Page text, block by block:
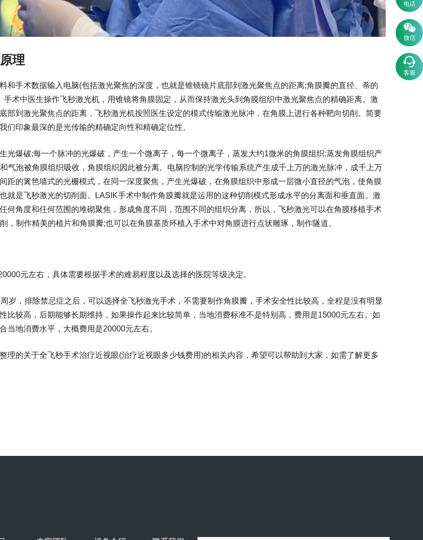
理
和手术数据输入电脑(包括激光聚焦的深度，也就是锥镜镜片底部到激光聚焦点的距离;角膜瓣的直径、蒂的
手术中医生操作飞秒激光机，用锥镜将角膜固定，从而保持激光头到角膜组织中激光聚焦点的精确距离。激
部到激光聚焦点的距离，飞秒激光机按照医生设定的模式传输激光脉冲，在角膜上进行各种靶向切削。简要
们印象最深的是光传输的精确定向性和精确定位性。
光爆破;每一个脉冲的光爆破，产生一个微离子，每一个微离子，蒸发大约1微米的角膜组织;蒸发角膜组织产
气泡被角膜组织吸收，角膜组织因此被分离。电脑控制的光学传输系统产生成千上万的激光脉冲，成千上万
距的篱笆墙式的光栅模式，在同一深度聚焦，产生光爆破，在角膜组织中形成一层微小直径的气泡，使角膜
就是飞秒激光的切削面。LASIK手术中制作角膜瓣就是运用的这种切削模式形成水平的分离面和垂直面。激
何角度和任何范围的堆砌聚焦，形成角度不同，范围不同的组织分离，所以，飞秒激光可以在角膜移植手术
，制作精美的植片和角膜瓣;也可以在角膜基质环植入手术中对角膜进行点状雕琢，制作隧道。
元左右，具体需要根据手术的难易程度以及选择的医院等级决定。
岁，排除禁忌症之后，可以选择全飞秒激光手术，不需要制作角膜瓣，手术安全性比较高，全程是没有明显
比较高，后期能够长期维持，如果操作起来比较简单，当地消费标准不是特别高，费用是15000元左右。如
当地消费水平，大概费用是20000元左右。
理的关于全飞秒手术治疗近视眼(治疗近视眼多少钱费用)的相关内容，希望可以帮助到大家，如需了解更多
电话
微信
客服